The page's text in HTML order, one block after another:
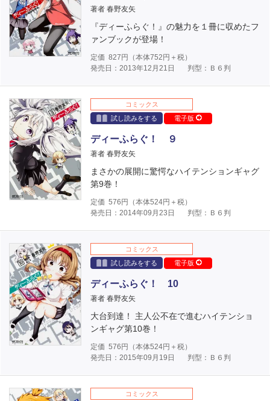
著者 春野友矢
『ディーふらぐ！』の魅力を１冊に収めたフ
ァンブックが登場！
定価 827 円（本体752 円＋税）
発売日：2013年12月21日
判型：Ｂ６判
コミックス
試し読みをする
電子版
ディーふらぐ！ ９
著者 春野友矢
まさかの展開に驚愕なハイテンションギャグ
第9巻！
定価 576 円（本体524円＋税）
発売日：2014年09月23日
判型：Ｂ６判
コミックス
試し読みをする
電子版
ディーふらぐ！ 10
著者 春野友矢
大台到達！ 主人公不在で進むハイテンショ
ンギャグ第10巻！
定価 576 円（本体524円＋税）
発売日：2015年09月19日
判型：Ｂ６判
コミックス